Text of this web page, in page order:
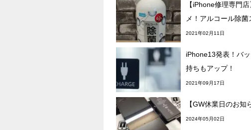
【iPhone修理専門
メ！アルコール除菌
2021年02月11日
iPhone13発表！バ
持ちもアップ！
2021年09月17日
【GW休業日のお知
2024年05月02日